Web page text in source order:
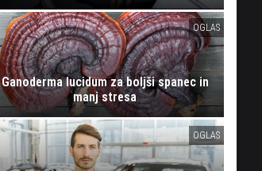
OGLAS
Ganoderma lucidum za boljši spanec in
manj stresa
OGLAS